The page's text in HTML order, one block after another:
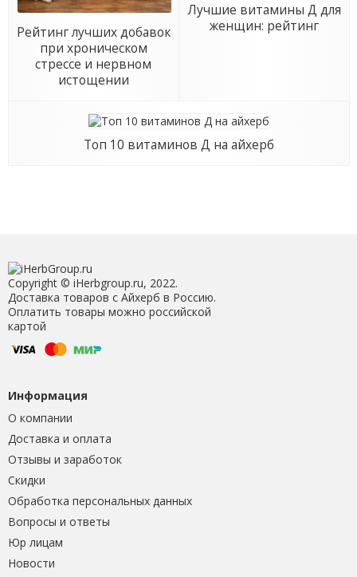
Рейтинг лучших добавок
при хроническом
стрессе и нервном
истощении
Лучшие витамины Д для
женщин: рейтинг
Топ 10 витаминов Д на айхерб
Copyright © iHerbgroup.ru, 2022.
Доставка товаров с Айхерб в Россию.
Оплатить товары можно российской
картой
Информация
О компании
Доставка и оплата
Отзывы и заработок
Скидки
Обработка персональных данных
Вопросы и ответы
Юр лицам
Новости